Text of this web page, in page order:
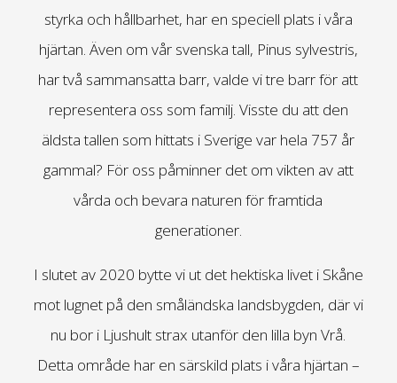
styrka och hållbarhet, har en speciell plats i våra
hjärtan. Även om vår svenska tall, Pinus sylvestris,
har två sammansatta barr, valde vi tre barr för att
representera oss som familj. Visste du att den
äldsta tallen som hittats i Sverige var hela 757 år
gammal? För oss påminner det om vikten av att
vårda och bevara naturen för framtida
generationer.
I slutet av 2020 bytte vi ut det hektiska livet i Skåne
mot lugnet på den småländska landsbygden, där vi
nu bor i Ljushult strax utanför den lilla byn Vrå.
Detta område har en särskild plats i våra hjärtan –